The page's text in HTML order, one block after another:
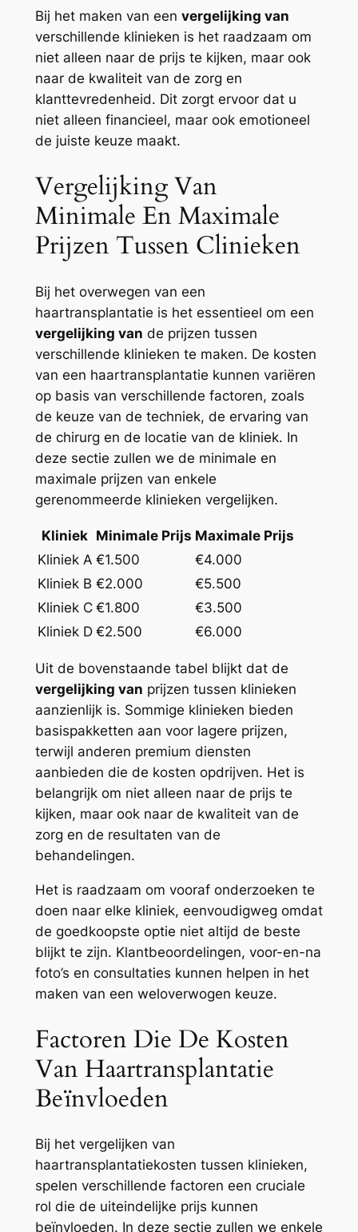
Bij het maken van een vergelijking van
verschillende klinieken is het raadzaam om
niet alleen naar de prijs te kijken, maar ook
naar de kwaliteit van de zorg en
klanttevredenheid. Dit zorgt ervoor dat u
niet alleen financieel, maar ook emotioneel
de juiste keuze maakt.
Vergelijking Van
Minimale En Maximale
Prijzen Tussen Clinieken
Bij het overwegen van een
haartransplantatie is het essentieel om een
vergelijking van de prijzen tussen
verschillende klinieken te maken. De kosten
van een haartransplantatie kunnen variëren
op basis van verschillende factoren, zoals
de keuze van de techniek, de ervaring van
de chirurg en de locatie van de kliniek. In
deze sectie zullen we de minimale en
maximale prijzen van enkele
gerenommeerde klinieken vergelijken.
Kliniek Minimale Prijs Maximale Prijs
Kliniek A €1.500
€4.000
Kliniek B €2.000
€5.500
Kliniek C €1.800
€3.500
Kliniek D €2.500 €6.000
Uit de bovenstaande tabel blijkt dat de
vergelijking van prijzen tussen klinieken
aanzienlijk is. Sommige klinieken bieden
basispakketten aan voor lagere prijzen,
terwijl anderen premium diensten
aanbieden die de kosten opdrijven. Het is
belangrijk om niet alleen naar de prijs te
kijken, maar ook naar de kwaliteit van de
zorg en de resultaten van de
behandelingen.
Het is raadzaam om vooraf onderzoeken te
doen naar elke kliniek, eenvoudigweg omdat
de goedkoopste optie niet altijd de beste
blijkt te zijn. Klantbeoordelingen, voor-en-na
foto’s en consultaties kunnen helpen in het
maken van een weloverwogen keuze.
Factoren Die De Kosten
Van Haartransplantatie
Beïnvloeden
Bij het vergelijken van
haartransplantatiekosten tussen klinieken,
spelen verschillende factoren een cruciale
rol die de uiteindelijke prijs kunnen
beïnvloeden. In deze sectie zullen we enkele